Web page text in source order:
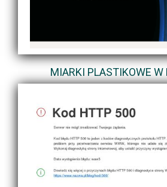
MIARKI PLASTIKOWE W